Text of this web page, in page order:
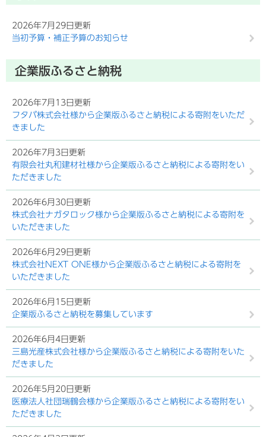
2026年7月29日更新
当初予算・補正予算のお知らせ
企業版ふるさと納税
2026年7月13日更新
フタバ株式会社様から企業版ふるさと納税による寄附をいただ
きました
2026年7月3日更新
有限会社丸和建材社様から企業版ふるさと納税による寄附をい
ただきました
2026年6月30日更新
株式会社ナガタロック様から企業版ふるさと納税による寄附を
いただきました
2026年6月29日更新
株式会社NEXT ONE様から企業版ふるさと納税による寄附を
いただきました
2026年6月15日更新
企業版ふるさと納税を募集しています
2026年6月4日更新
三島光産株式会社様から企業版ふるさと納税による寄附をいた
だきました
2026年5月20日更新
医療法人社団瑞鶴会様から企業版ふるさと納税による寄附をい
ただきました